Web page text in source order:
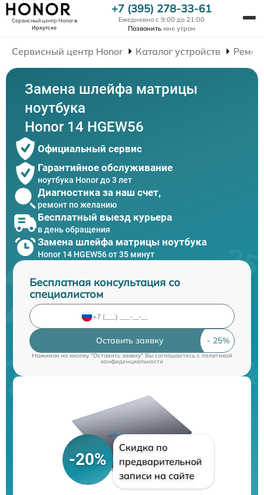
Сервисный центр Honorв
Иркутске
+7 (395) 278-33-61
Ежедневно с 9:00 до 21:00
Позвонить мне утром
Сервисный центр Honor Каталог устройств
Замена шлейфа матрицы
ноутбука
Honor 14 HGEW56
Официальный сервис
Гарантийное обслуживание
ноутбука Honor до 3 лет
Диагностика за наш счет,
ремонт по желанию
Бесплатный выезд курьера
в день обращения
Замена шлейфа матрицы ноутбука
Honor 14 HGEW56 от 35 минут
Бесплатная консультация со
специалистом
Оставить заявку
Нажимая на кнопку "Оставить заявку" Вы соглашаетесь cполитикой
конфиденциальности
-20%
Скидка по
предварительной
записи на сайте